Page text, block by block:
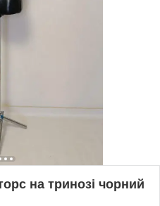
на тринозі чорний